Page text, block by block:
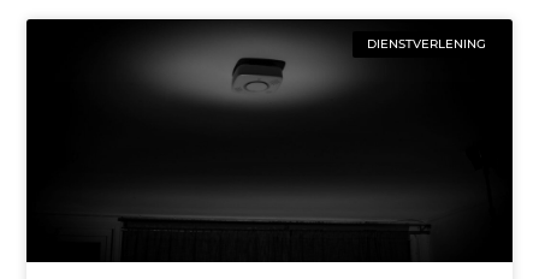
DIENSTVERLENING